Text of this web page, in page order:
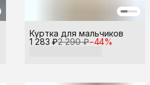
1 283 ₽2 290 ₽−44%
Куртка для мальчиков